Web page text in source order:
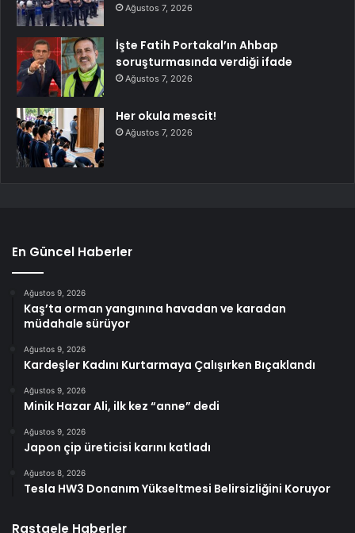
Ağustos 7, 2026
İşte Fatih Portakal’ın Ahbap
soruşturmasında verdiği ifade
Ağustos 7, 2026
Her okula mescit!
Ağustos 7, 2026
En Güncel Haberler
Ağustos 9, 2026
Kaş’ta orman yangınına havadan ve karadan
müdahale sürüyor
Ağustos 9, 2026
Kardeşler Kadını Kurtarmaya Çalışırken Bıçaklandı
Ağustos 9, 2026
Minik Hazar Ali, ilk kez “anne” dedi
Ağustos 9, 2026
Japon çip üreticisi karını katladı
Ağustos 8, 2026
Tesla HW3 Donanım Yükseltmesi Belirsizliğini Koruyor
Rastgele Haberler